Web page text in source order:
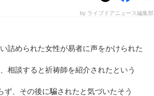
by ライブドアニュース編集部
詰められた女性が易者に声をかけられた
相談すると祈祷師を紹介されたという
、その後に騙されたと気づいたそう